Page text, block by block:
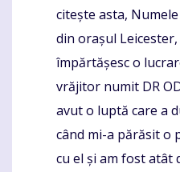
citește asta,
din orașul
împărtășesc o
vrăjitor numit DR
avut o luptă care a
când mi-a părăsit o
cu el și am fost atât